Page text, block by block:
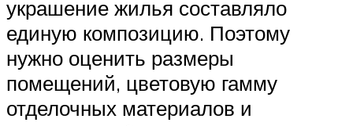
украшение жилья составляло
единую композицию. Поэтому
нужно оценить размеры
помещений, цветовую гамму
отделочных материалов и